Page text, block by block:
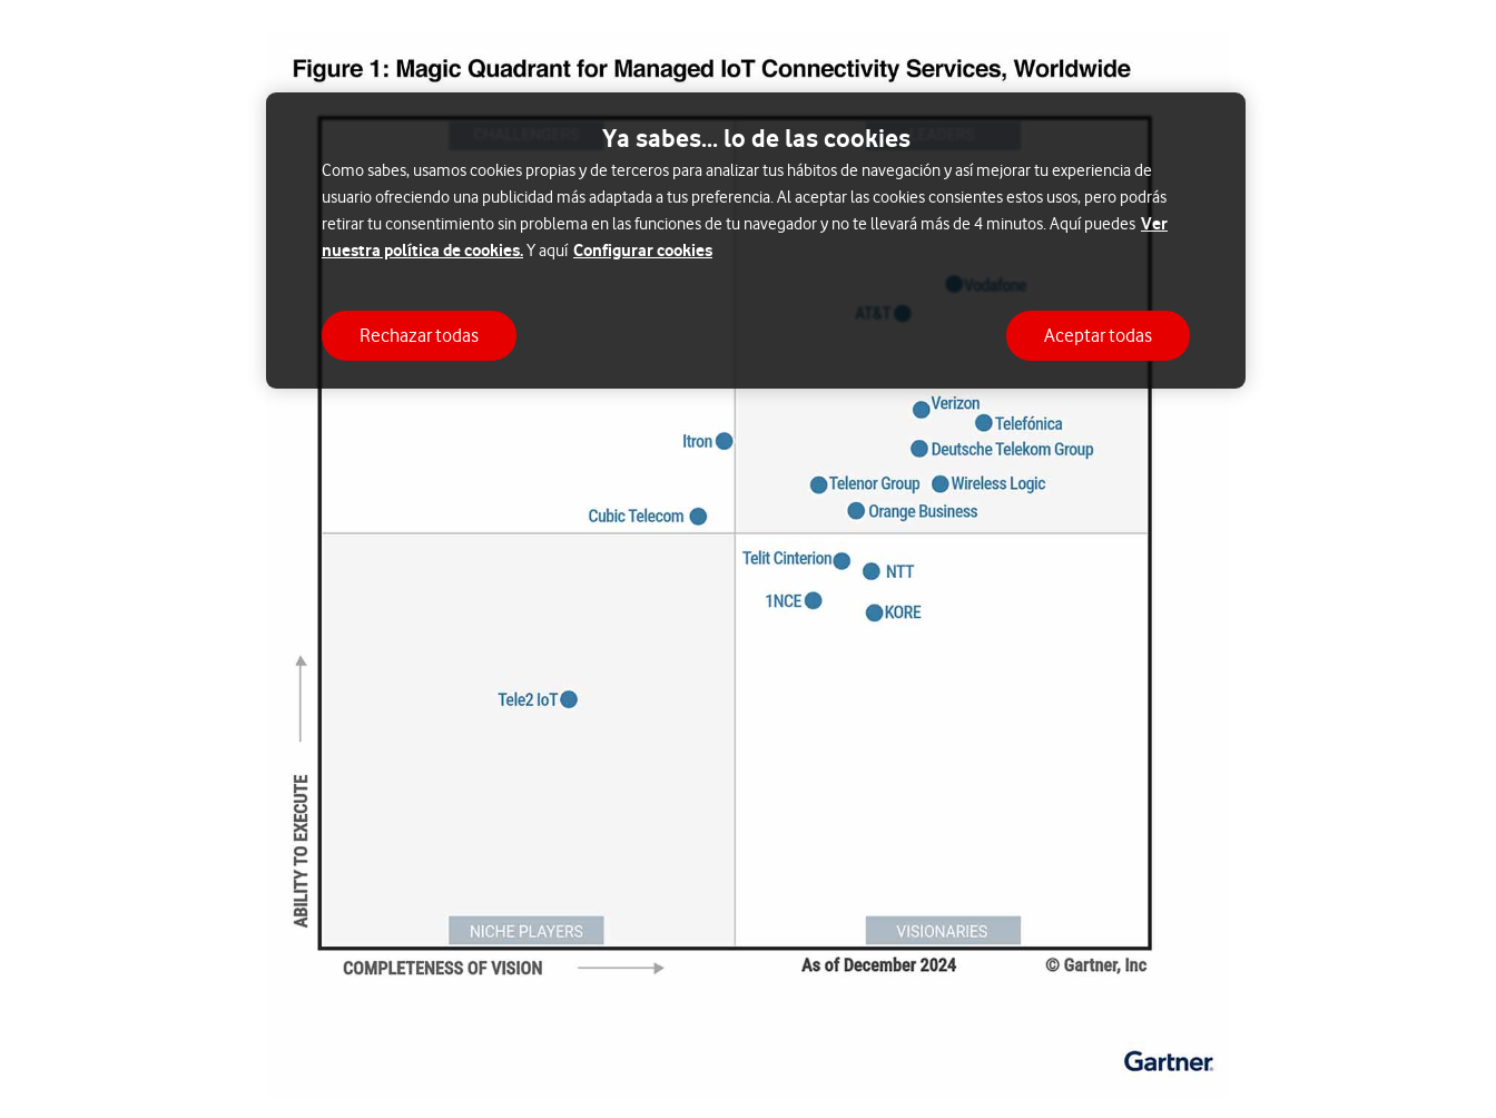
Ya sabes... lo de las cookies
Como sabes, usamos cookies propias y de terceros para analizar tus hábitos de navegación y así mejorar tu experiencia de
usuario ofreciendo una publicidad más adaptada a tus preferencia. Al aceptar las cookies consientes estos usos, pero podrás
retirar tu consentimiento sin problema en las funciones de tu navegador y no te llevará más de 4 minutos. Aquí puedes Ver
nuestra política de cookies.Y aquí Configurar cookies
Rechazar todas Aceptar todas